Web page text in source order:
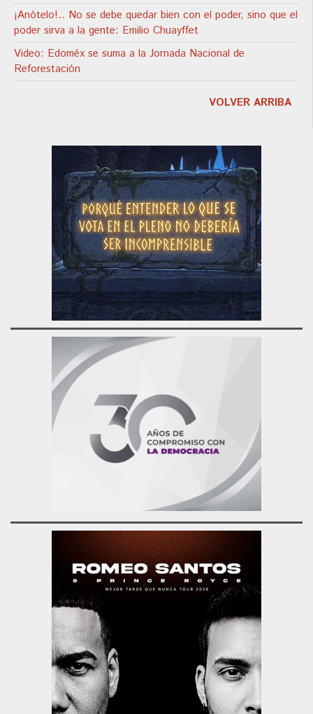
¡Anótelo!.. No se debe quedar bien con el poder, sino que el
poder sirva a la gente: Emilio Chuayffet
Video: Edoméx se suma a la Jornada Nacional de
Reforestación
VOLVER ARRIBA